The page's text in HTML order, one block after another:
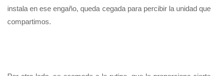
instala en ese engaño, queda cegada para percibir la unidad que
compartimos.